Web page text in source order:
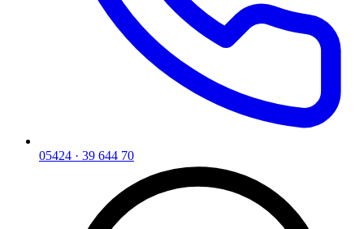
05424 · 39 644 70